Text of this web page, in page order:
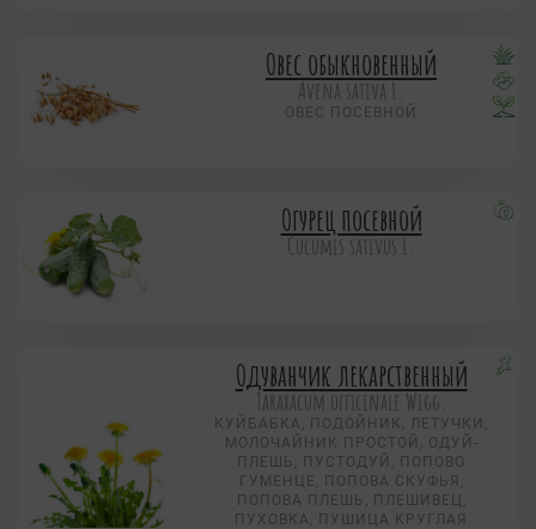
Овес обыкновенный
Avena sativa L.
ОВЕС ПОСЕВНОЙ
Огурец посевной
Cucumis sativus L.
Одуванчик лекарственный
Taraxacum officinale Wigg.
КУЙБАБКА, ПОДОЙНИК, ЛЕТУЧКИ,
МОЛОЧАЙНИК ПРОСТОЙ, ОДУЙ-
ПЛЕШЬ, ПУСТОДУЙ, ПОПОВО
ГУМЕНЦЕ, ПОПОВА СКУФЬЯ,
ПОПОВА ПЛЕШЬ, ПЛЕШИВЕЦ,
ПУХОВКА, ПУШИЦА КРУГЛАЯ